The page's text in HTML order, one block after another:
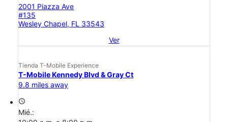
2001 Piazza Ave
#135
Wesley Chapel, FL 33543
Ver
Tienda T-Mobile Experience
T-Mobile Kennedy Blvd & Gray Ct
9.8 miles away
access_time
Mié.: